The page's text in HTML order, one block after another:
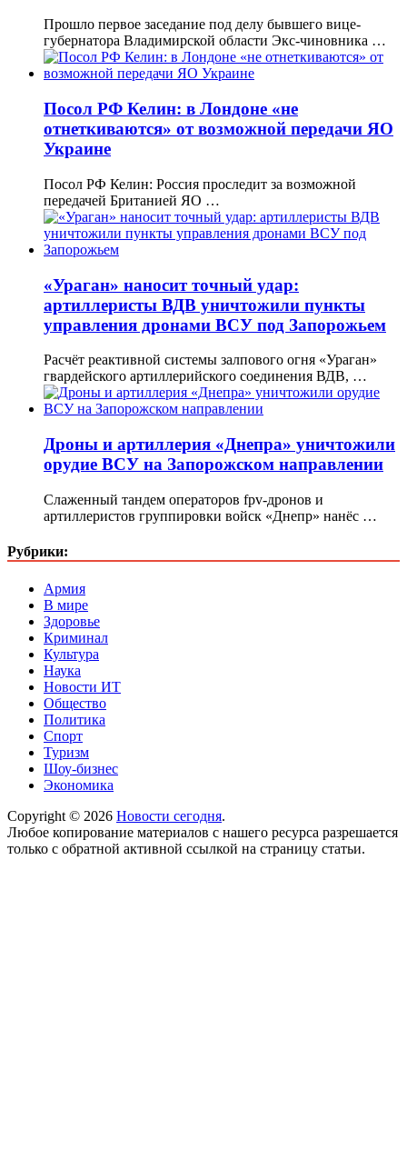
Прошло первое заседание под делу бывшего вице-
губернатора Владимирской области Экс-чиновника …
Посол РФ Келин: в Лондоне «не
отнеткиваются» от возможной передачи ЯО
Украине
Посол РФ Келин: Россия проследит за возможной
передачей Британией ЯО …
«Ураган» наносит точный удар:
артиллеристы ВДВ уничтожили пункты
управления дронами ВСУ под Запорожьем
Расчёт реактивной системы залпового огня «Ураган»
гвардейского артиллерийского соединения ВДВ, …
Дроны и артиллерия «Днепра» уничтожили
орудие ВСУ на Запорожском направлении
Слаженный тандем операторов fpv-дронов и
артиллеристов группировки войск «Днепр» нанёс …
Рубрики:
Армия
В мире
Здоровье
Криминал
Культура
Наука
Новости ИТ
Общество
Политика
Спорт
Туризм
Шоу-бизнес
Экономика
Copyright © 2026 Новости сегодня.
Любое копирование материалов с нашего ресурса разрешается
только с обратной активной ссылкой на страницу статьи.